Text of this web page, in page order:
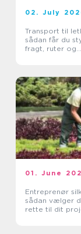
02. July
Transport til
sådan får du
fragt, ruter og
01. June
Entreprenør
sådan vælger
rette til dit